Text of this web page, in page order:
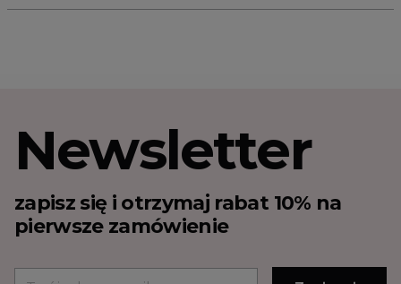
Newsletter
zapisz się i otrzymaj rabat 10% na
pierwsze zamówienie